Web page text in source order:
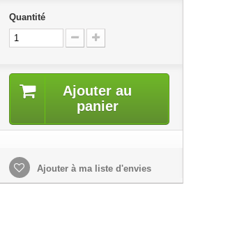
Quantité
Ajouter au
panier
Ajouter à ma liste d'envies